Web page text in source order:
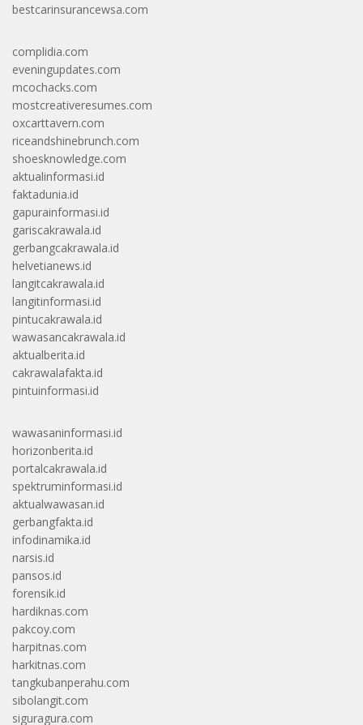
bestcarinsurancewsa.com
complidia.com
eveningupdates.com
mcochacks.com
mostcreativeresumes.com
oxcarttavern.com
riceandshinebrunch.com
shoesknowledge.com
aktualinformasi.id
faktadunia.id
gapurainformasi.id
gariscakrawala.id
gerbangcakrawala.id
helvetianews.id
langitcakrawala.id
langitinformasi.id
pintucakrawala.id
wawasancakrawala.id
aktualberita.id
cakrawalafakta.id
pintuinformasi.id
wawasaninformasi.id
horizonberita.id
portalcakrawala.id
spektruminformasi.id
aktualwawasan.id
gerbangfakta.id
infodinamika.id
narsis.id
pansos.id
forensik.id
hardiknas.com
pakcoy.com
harpitnas.com
harkitnas.com
tangkubanperahu.com
sibolangit.com
siguragura.com